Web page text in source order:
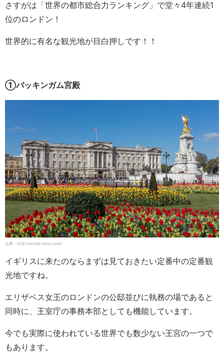
さすがは「世界の都市総合力ランキング」で堂々4年連続1
位のロンドン！
世界的に有名な観光地が目白押しです！！
①バッキンガム宮殿
出典：http://world-visits.com/
イギリスに来たのならまずは見ておきたい定番中の定番観
光地ですね。
エリザベス女王のロンドンの公邸並びに執務の場であると
同時に、王室庁の事務本部としても機能しています。
今でも実際に使われている世界でも数少ない王宮の一つで
もあります。